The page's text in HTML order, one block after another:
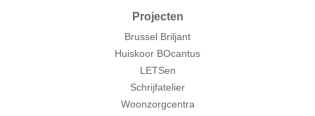
Projecten
Brussel Briljant
Huiskoor BOcantus
LETSen
Schrijfatelier
Woonzorgcentra